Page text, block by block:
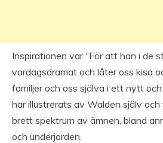
Inspirationen var “För att han i de
vardagsdramat och låter oss kisa
familjer och oss själva i ett nytt
har illustrerats av Walden själv
brett spektrum av ämnen, bland
och underjorden.